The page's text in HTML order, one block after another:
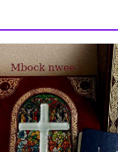
(2nde partie)
: la conscience